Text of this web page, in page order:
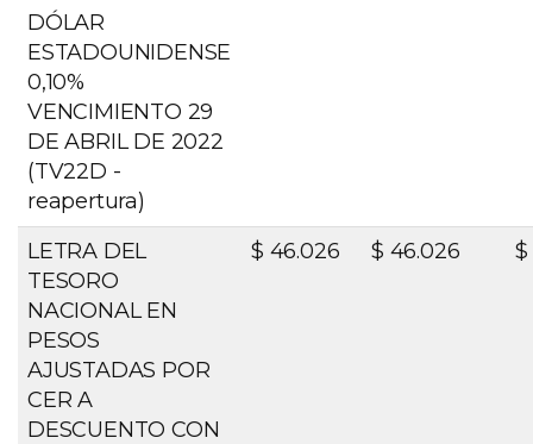
DÓLAR
ESTADOUNIDENSE
0,10%
VENCIMIENTO 29
DE ABRIL DE 2022
(TV22D -
reapertura)
LETRA DEL
TESORO
NACIONAL EN
PESOS
AJUSTADAS POR
CER A
DESCUENTO CON
$ 46.026 $ 46.026 $